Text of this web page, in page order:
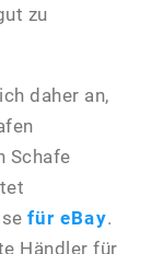
zu
daher an,
Schafe
für eBay.
Händler für